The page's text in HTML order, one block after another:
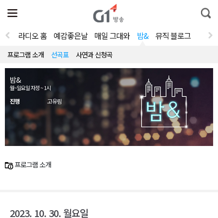
전
체
뉴
열
통
합
라디오 홈 예감좋은날 매일 그대와 밤& 뮤직 블로그
프로그램 소개 선곡표 사연과 신청곡
밤&
월~일요일 자정 ~ 1시
진행 고유림
프로그램 소개
2023. 10. 30. 월요일